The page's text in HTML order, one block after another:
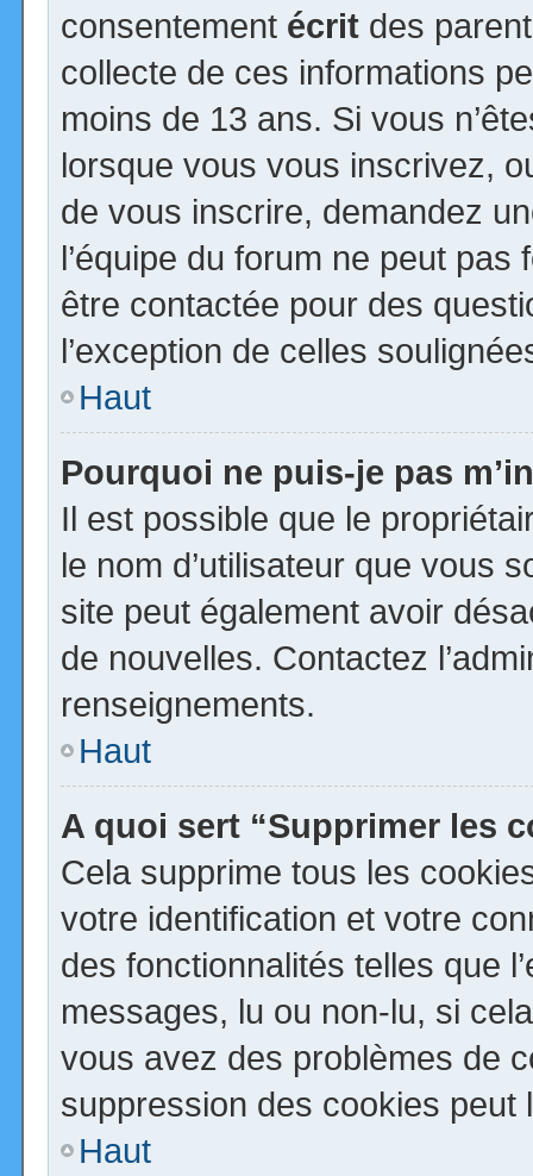
consentement écrit des
collecte de ces informations
moins de 13 ans. Si vous
lorsque vous vous inscrivez,
de vous inscrire, demandez
l’équipe du forum ne peut
être contactée pour des
l’exception de celles
Haut
Pourquoi ne puis-je pas
Il est possible que le
le nom d’utilisateur que vous
site peut également avoir
de nouvelles. Contactez
renseignements.
Haut
A quoi sert “Supprimer les
Cela supprime tous les
votre identification et votre
des fonctionnalités telles que
messages, lu ou non-lu, si
vous avez des problèmes de
suppression des cookies peut
Haut